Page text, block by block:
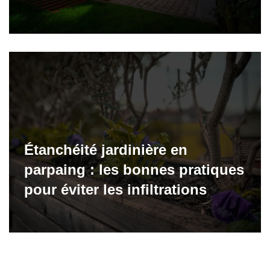
Étanchéité jardinière en
parpaing : les bonnes pratiques
pour éviter les infiltrations